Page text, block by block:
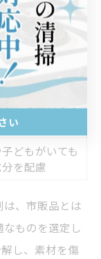
全への配慮
は使用量と換
重要
しっかりすす
どもがいても
を配慮
、市販品とは
ものを選定し
し、素材を傷
い
い